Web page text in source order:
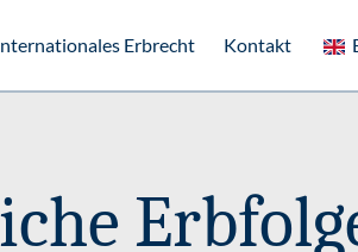
Erbrecht Kontakt